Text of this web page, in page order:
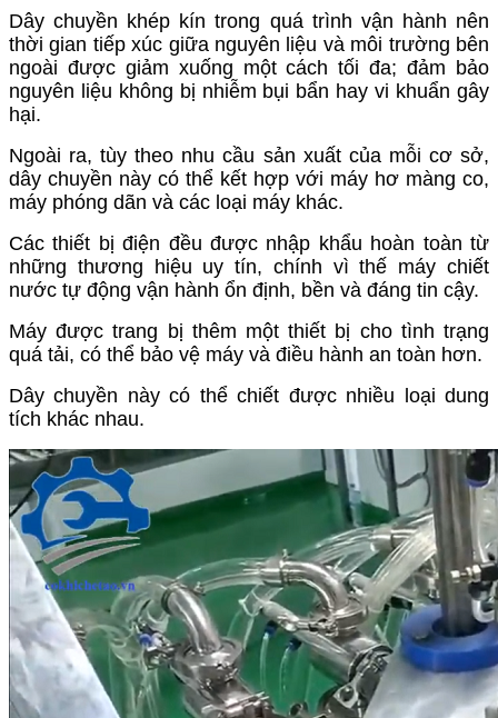
Dây chuyền khép kín trong quá trình vận hành nên
thời gian tiếp xúc giữa nguyên liệu và môi trường bên
ngoài được giảm xuống một cách tối đa; đảm bảo
nguyên liệu không bị nhiễm bụi bẩn hay vi khuẩn gây
hại.
Ngoài ra, tùy theo nhu cầu sản xuất của mỗi cơ sở,
dây chuyền này có thể kết hợp với máy hơ màng co,
máy phóng dãn và các loại máy khác.
Các thiết bị điện đều được nhập khẩu hoàn toàn từ
những thương hiệu uy tín, chính vì thế máy chiết
nước tự động vận hành ổn định, bền và đáng tin cậy.
Máy được trang bị thêm một thiết bị cho tình trạng
quá tải, có thể bảo vệ máy và điều hành an toàn hơn.
Dây chuyền này có thể chiết được nhiều loại dung
tích khác nhau.